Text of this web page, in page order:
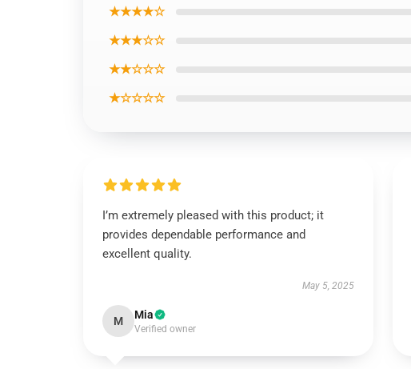
★★★★☆
★★★☆☆
★★☆☆☆
★☆☆☆☆
I’m extremely pleased with this product; it
provides dependable performance and
excellent quality.
May 5, 2025
M Mia
Verified owner